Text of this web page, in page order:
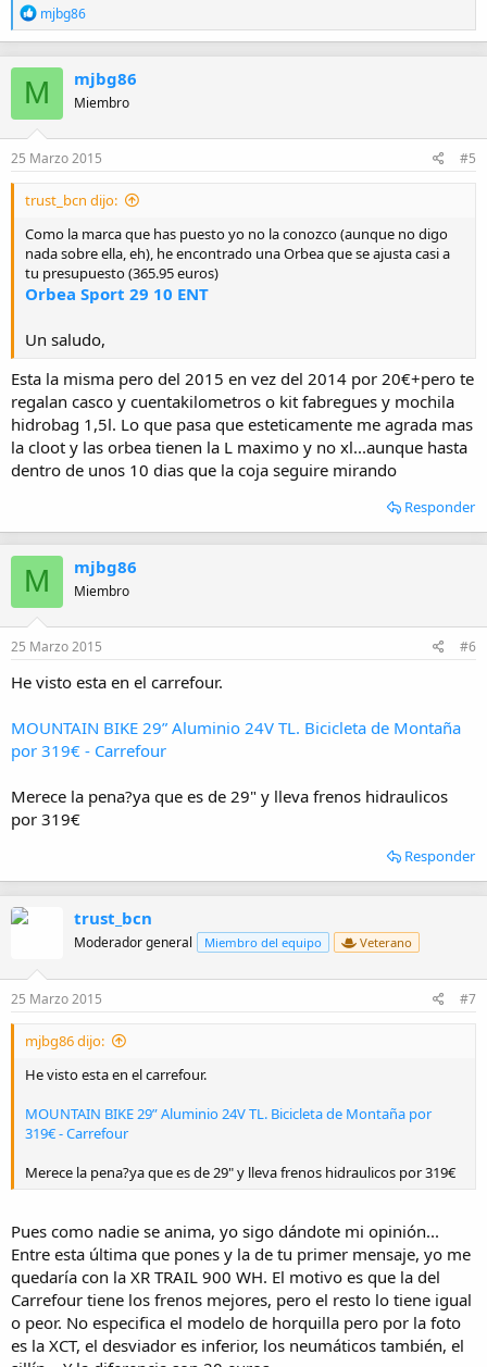
R
e
a
c
c
i
o
n
e
s
mjbg86
M mjbg86
Miembro
25 Marzo 2015 #5
trust_bcn dijo:
Como la marca que has puesto yo no la conozco (aunque no digo
nada sobre ella, eh), he encontrado una Orbea que se ajusta casi a
tu presupuesto (365.95 euros)
Orbea Sport 29 10 ENT
Un saludo,
Esta la misma pero del 2015 en vez del 2014 por 20€+pero te
regalan casco y cuentakilometros o kit fabregues y mochila
hidrobag 1,5l. Lo que pasa que esteticamente me agrada mas
la cloot y las orbea tienen la L maximo y no xl...aunque hasta
dentro de unos 10 dias que la coja seguire mirando
Responder
M mjbg86
Miembro
25 Marzo 2015 #6
He visto esta en el carrefour.
MOUNTAIN BIKE 29” Aluminio 24V TL. Bicicleta de Montaña
por 319€ - Carrefour
Merece la pena?ya que es de 29" y lleva frenos hidraulicos
por 319€
Responder
trust_bcn
Moderador general Miembro del equipo Veterano
25 Marzo 2015 #7
mjbg86 dijo:
He visto esta en el carrefour.
MOUNTAIN BIKE 29” Aluminio 24V TL. Bicicleta de Montaña por
319€ - Carrefour
Merece la pena?ya que es de 29" y lleva frenos hidraulicos por 319€
Pues como nadie se anima, yo sigo dándote mi opinión...
Entre esta última que pones y la de tu primer mensaje, yo me
quedaría con la XR TRAIL 900 WH. El motivo es que la del
Carrefour tiene los frenos mejores, pero el resto lo tiene igual
o peor. No especifica el modelo de horquilla pero por la foto
es la XCT, el desviador es inferior, los neumáticos también, el